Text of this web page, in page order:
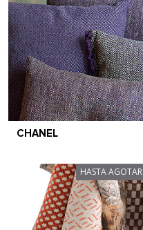
CHANEL
HASTA AGOTAR